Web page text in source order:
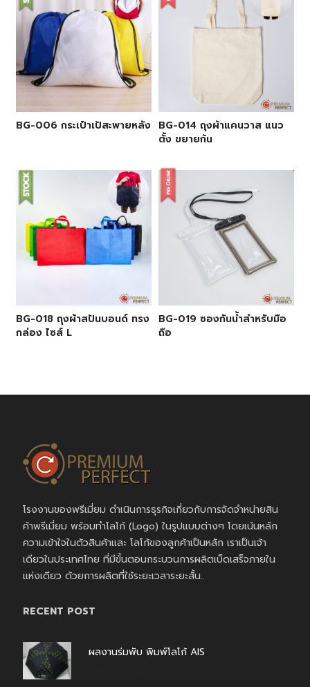
BG-006 กระเป๋าเป้สะพายหลัง
BG-014 ถุงผ้าแคนวาส แนว
ตั้ง ขยายก้น
BG-018 ถุงผ้าสปันบอนด์ ทรง
กล่อง ไซส์ L
BG-019 ซองกันน้ำสำหรับมือ
ถือ
โรงงานของพรีเมี่ยม ดำเนินการธุรกิจเกี่ยวกับการจัดจำหน่ายสิน
ค้าพรีเมี่ยม พร้อมทำโลโก้ (Logo) ในรูปแบบต่างๆ โดยเน้นหลัก
ความเข้าใจในตัวสินค้าและ โลโก้ของลูกค้าเป็นหลัก เราเป็นเจ้า
เดียวในประเทศไทย ที่มีขั้นตอนกระบวนการผลิตเบ็ดเสร็จภายใน
แห่งเดียว ด้วยการผลิตที่ใช้ระยะเวลาระยะสั้น..
RECENT POST
ผลงานร่มพับ พิมพ์โลโก้ AIS